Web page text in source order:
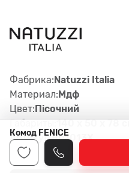
Фабрика:Natuzzi Italia
Материал:Мдф
Цвет:Пісочний
Габариты:
140 x 50 x 78 см
Артикул:B01013X
Комод FENICE